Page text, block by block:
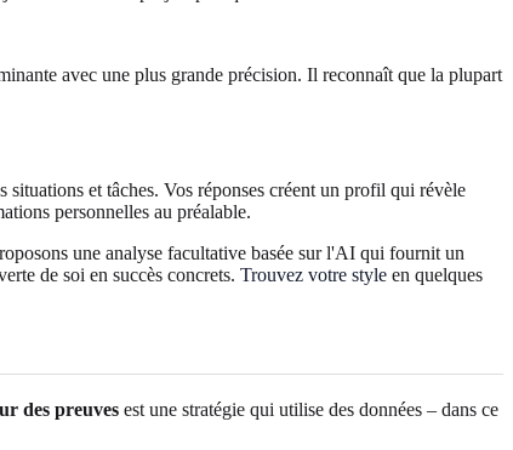
avec une plus grande précision. Il reconnaît que la plupart
et tâches. Vos réponses créent un profil qui révèle
personnelles au préalable.
une analyse facultative basée sur l'AI qui fournit un
de soi en succès concrets. Trouvez votre style en quelques
des preuves est une stratégie qui utilise des données – dans ce